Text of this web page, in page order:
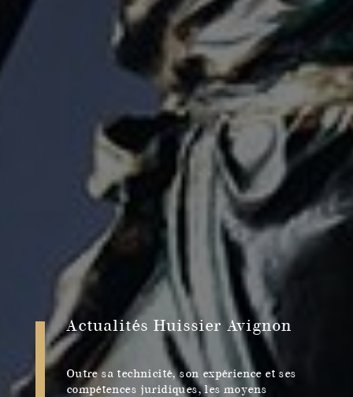
Actualités Huissier Avignon
Outre sa technicité, son expérience et ses
compétences juridiques, les moyens